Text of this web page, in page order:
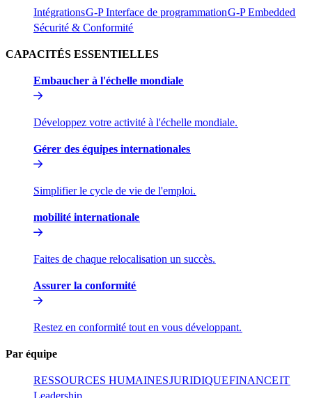
Intégrations​​G-P Interface de programmation​​G-P Embedded​​
Sécurité & Conformité​​
CAPACITÉS ESSENTIELLES​​
Embaucher à l'échelle mondiale​​
Développez votre activité à l'échelle mondiale.​​
Gérer des équipes internationales​​
Simplifier le cycle de vie de l'emploi.​​
mobilité internationale​​
Faites de chaque relocalisation un succès.​​
Assurer la conformité​​
Restez en conformité tout en vous développant.​​
Par équipe​​
RESSOURCES HUMAINES​​JURIDIQUE​​FINANCE​​IT​​
Leadership​​